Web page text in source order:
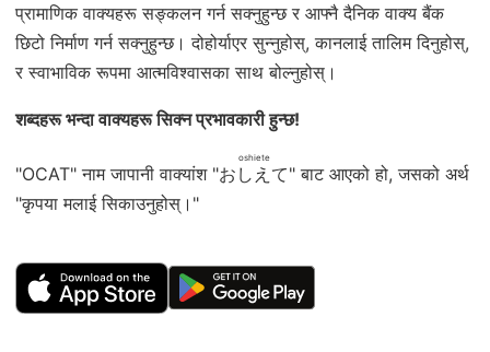
प्रामाणिक वाक्यहरू सङ्कलन गर्न सक्नुहुन्छ र आफ्नै दैनिक वाक्य बैंक
छिटो निर्माण गर्न सक्नुहुन्छ। दोहोर्याएर सुन्नुहोस्, कानलाई तालिम दिनुहोस्,
र स्वाभाविक रूपमा आत्मविश्वासका साथ बोल्नुहोस्।
शब्दहरू भन्दा वाक्यहरू सिक्न प्रभावकारी हुन्छ!
"OCAT" नाम जापानी वाक्यांश "おしえて
oshiete
" बाट आएको हो, जसको अर्थ
"कृपया मलाई सिकाउनुहोस्।"